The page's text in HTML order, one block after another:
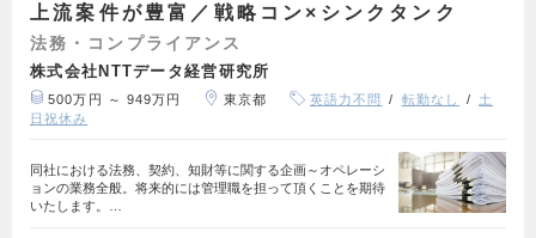
上流案件が豊富／戦略コン×シンクタンク
法務・コンプライアンス
株式会社NTTデータ経営研究所
500万円 ～ 949万円 東京都 英語力不問 転勤なし
土
日祝休み
同社における法務、契約、知財等に関する企画～オペレーシ
ョンの業務全般。将来的には管理職を担って頂くことを期待
いたします。…